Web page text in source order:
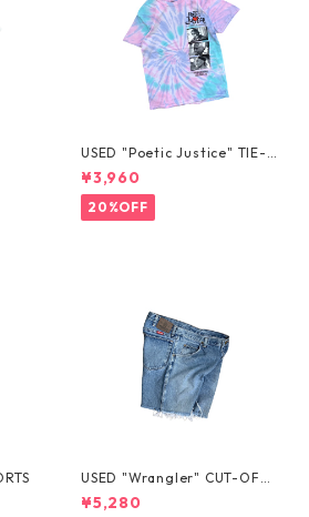
USED "Poetic Justice" TIE-D
YE TEE
¥3,960
20%OFF
USED "Wrangler" CUT-OFF
DENIM SHORTS
¥5,280